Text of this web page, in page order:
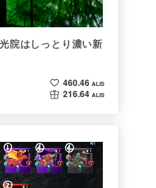
院はしっとり濃い新
460.46 ALIS
216.64 ALIS